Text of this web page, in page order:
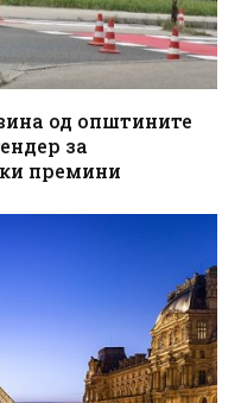
од општините
за
премини